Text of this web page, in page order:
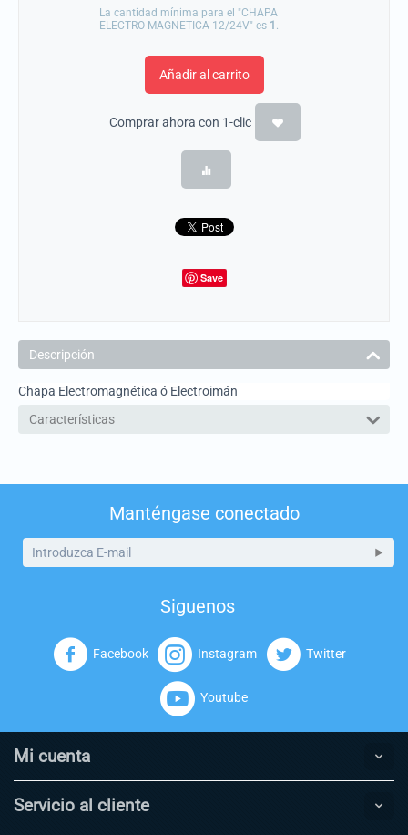
La cantidad mínima para el "CHAPA
ELECTRO-MAGNETICA 12/24V" es 1 .
Añadir al carrito
Comprar ahora con 1-clic
Save
Descripción
Chapa Electromagnética ó Electroimán
Características
Manténgase conectado
Siguenos
Facebook Instagram Twitter
Youtube
Mi cuenta
Servicio al cliente